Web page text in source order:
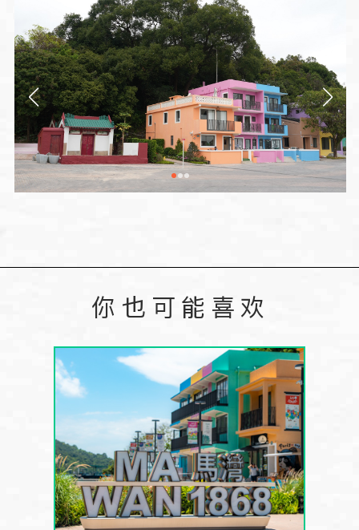
你也可能喜欢